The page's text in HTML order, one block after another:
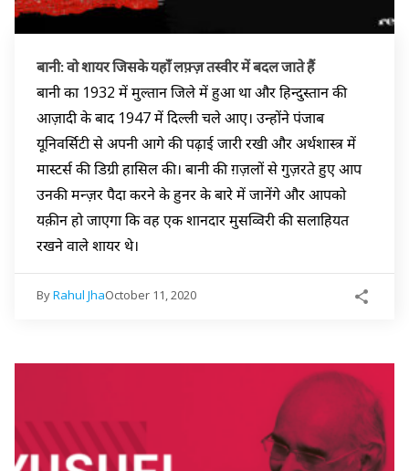
बानी: वो शायर जिसके यहाँ लफ़्ज़ तस्वीर में बदल जाते हैं
बानी का 1932 में मुल्तान जिले में हुआ था और हिन्दुस्तान की
आज़ादी के बाद 1947 में दिल्ली चले आए। उन्होंने पंजाब
यूनिवर्सिटी से अपनी आगे की पढ़ाई जारी रखी और अर्थशास्त्र में
मास्टर्स की डिग्री हासिल की। बानी की ग़ज़लों से गुज़रते हुए आप
उनकी मन्ज़र पैदा करने के हुनर के बारे में जानेंगे और आपको
यक़ीन हो जाएगा कि वह एक शानदार मुसव्विरी की सलाहियत
रखने वाले शायर थे।
ByRahul JhaOctober 11, 2020